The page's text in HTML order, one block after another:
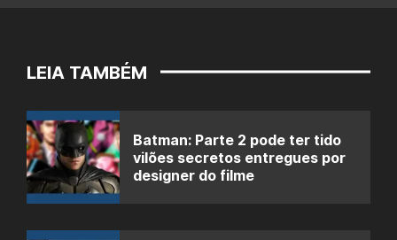
LEIA TAMBÉM
Batman: Parte 2 pode ter tido
vilões secretos entregues por
designer do filme